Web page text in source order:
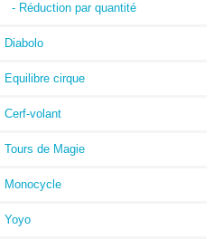
- Réduction par quantité
Diabolo
Equilibre cirque
Cerf-volant
Tours de Magie
Monocycle
Yoyo